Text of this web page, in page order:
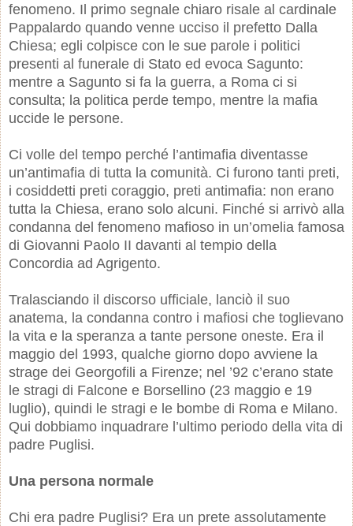
fenomeno. Il primo segnale chiaro risale al cardinale
Pappalardo quando venne ucciso il prefetto Dalla
Chiesa; egli colpisce con le sue parole i politici
presenti al funerale di Stato ed evoca Sagunto:
mentre a Sagunto si fa la guerra, a Roma ci si
consulta; la politica perde tempo, mentre la mafia
uccide le persone.
Ci volle del tempo perché l’antimafia diventasse
un’antimafia di tutta la comunità. Ci furono tanti preti,
i cosiddetti preti coraggio, preti antimafia: non erano
tutta la Chiesa, erano solo alcuni. Finché si arrivò alla
condanna del fenomeno mafioso in un’omelia famosa
di Giovanni Paolo II davanti al tempio della
Concordia ad Agrigento.
Tralasciando il discorso ufficiale, lanciò il suo
anatema, la condanna contro i mafiosi che toglievano
la vita e la speranza a tante persone oneste. Era il
maggio del 1993, qualche giorno dopo avviene la
strage dei Georgofili a Firenze; nel ’92 c’erano state
le stragi di Falcone e Borsellino (23 maggio e 19
luglio), quindi le stragi e le bombe di Roma e Milano.
Qui dobbiamo inquadrare l’ultimo periodo della vita di
padre Puglisi.
Una persona normale
Chi era padre Puglisi? Era un prete assolutamente